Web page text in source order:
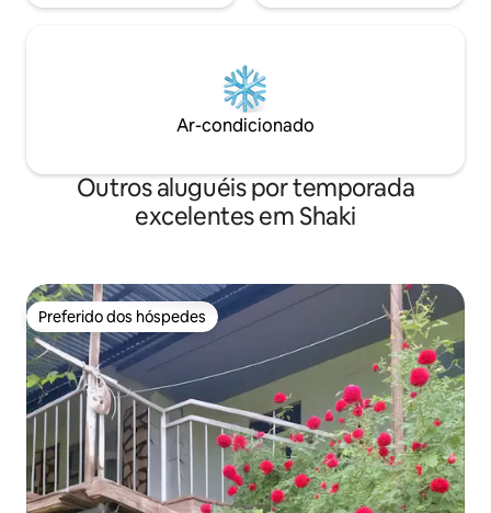
Ar-condicionado
Outros aluguéis por temporada
excelentes em Shaki
Preferido dos hóspedes
Preferido dos hóspedes